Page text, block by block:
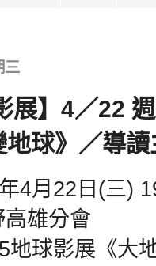
三
展】4／22
地球》／導
4月22日(三)
高雄分會
地球影展《大